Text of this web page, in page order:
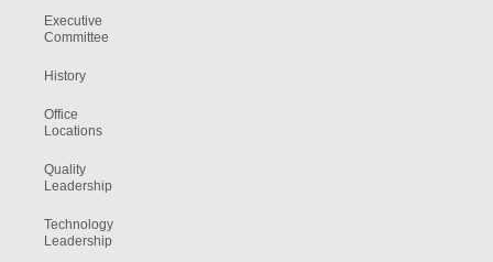
Executive
Committee
History
Office
Locations
Quality
Leadership
Technology
Leadership